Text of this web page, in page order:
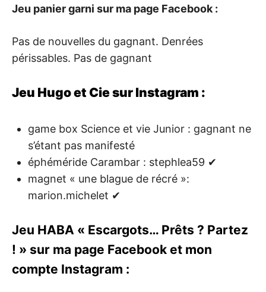
Jeu panier garni sur ma page Facebook :
Pas de nouvelles du gagnant. Denrées
périssables. Pas de gagnant
Jeu Hugo et Cie sur Instagram :
game box Science et vie Junior : gagnant ne
s’étant pas manifesté
éphéméride Carambar : stephlea59 ✔
magnet « une blague de récré »:
marion.michelet ✔
Jeu HABA « Escargots… Prêts ? Partez
! » sur ma page Facebook et mon
compte Instagram :